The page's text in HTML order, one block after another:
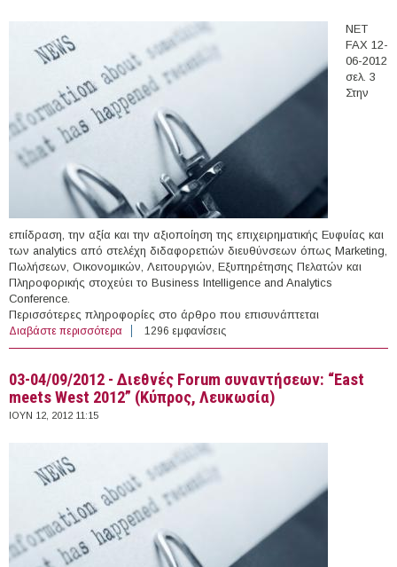
ΝΕΤ
FAX 12-
06-2012
σελ. 3
Στην
επιίδραση, την αξία και την αξιοποίηση της επιχειρηματικής Ευφυίας και
των analytics από στελέχη διδαφορετιών διευθύνσεων όπως Marketing,
Πωλήσεων, Οικονομικών, Λειτουργιών, Εξυπηρέτησης Πελατών και
Πληροφορικής στοχεύει το Business Intelligence and Analytics
Conference.
Περισσότερες πληροφορίες στο άρθρο που επισυνάπτεται
Διαβάστε περισσότερα για 27/06/2012 Business Intelligence and Analytics
Conference Διαφήμιση (Αθήνα)
1296 εμφανίσεις
03-04/09/2012 - Διεθνές Forum συναντήσεων: “East
meets West 2012” (Κύπρος, Λευκωσία)
ΙΟΥΝ 12, 2012 11:15